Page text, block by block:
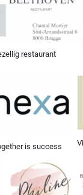
restaurant
is success